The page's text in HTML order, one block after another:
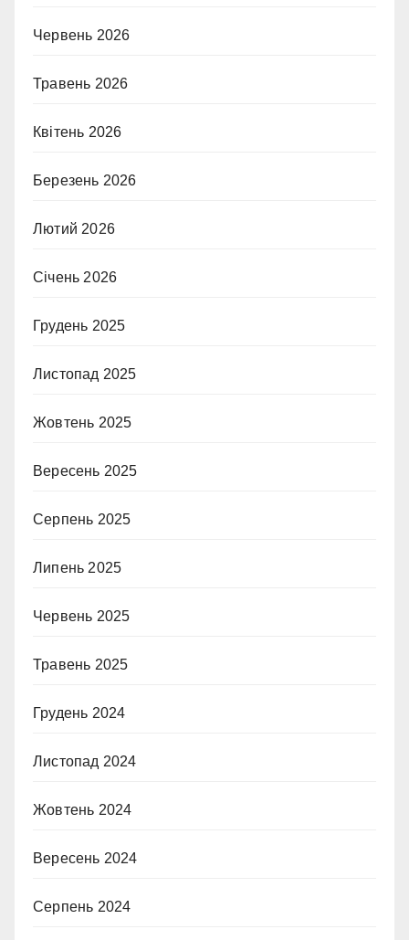
Червень 2026
Травень 2026
Квітень 2026
Березень 2026
Лютий 2026
Січень 2026
Грудень 2025
Листопад 2025
Жовтень 2025
Вересень 2025
Серпень 2025
Липень 2025
Червень 2025
Травень 2025
Грудень 2024
Листопад 2024
Жовтень 2024
Вересень 2024
Серпень 2024